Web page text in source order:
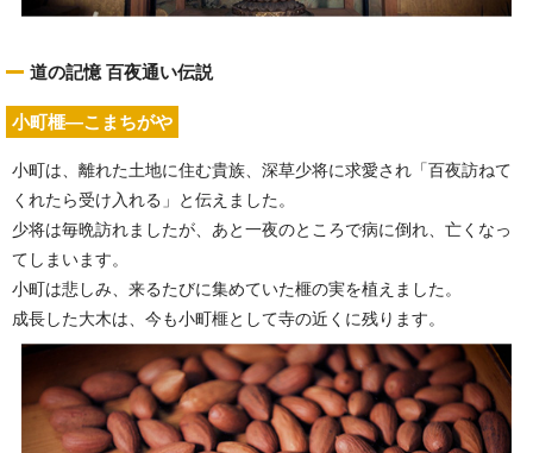
道の記憶 百夜通い伝説
小町榧—こまちがや
小町は、離れた土地に住む貴族、深草少将に求愛され「百夜訪ねて
くれたら受け入れる」と伝えました。
少将は毎晩訪れましたが、あと一夜のところで病に倒れ、亡くなっ
てしまいます。
小町は悲しみ、来るたびに集めていた榧の実を植えました。
成長した大木は、今も小町榧として寺の近くに残ります。